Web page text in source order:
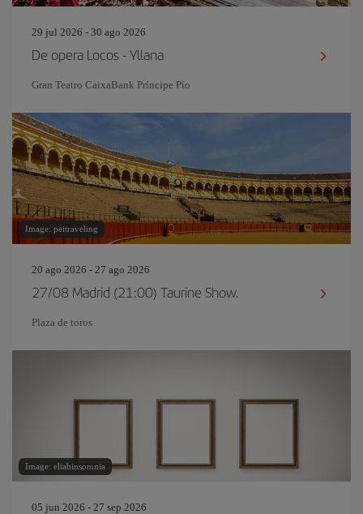
29 jul 2026 - 30 ago 2026
De opera Locos - Yllana
Gran Teatro CaixaBank Príncipe Pío
Image: peitraveling
20 ago 2026 - 27 ago 2026
27/08 Madrid (21:00) Taurine Show.
Plaza de toros
Image: eliahinsomnia
05 jun 2026 - 27 sep 2026